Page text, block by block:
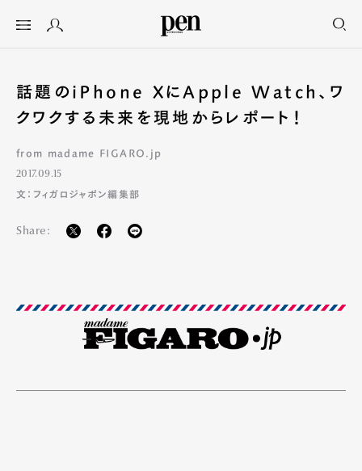
話題のiPhone XにApple Watch、ワ
クワクする未来を現地からレポート！
from madame FIGARO.jp
2017.09.15
文：フィガロジャポン編集部
Share: